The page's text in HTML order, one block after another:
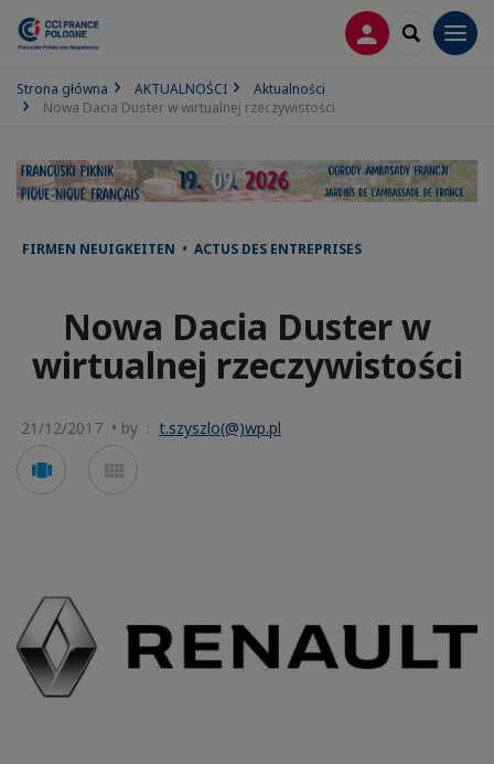
LOGOWANIE
SEARCH
Strona główna AKTUALNOŚCI
Aktualności
Nowa Dacia Duster w wirtualnej rzeczywistości
FIRMEN NEUIGKEITEN • ACTUS DES ENTREPRISES
Nowa Dacia Duster w
wirtualnej rzeczywistości
21/12/2017 • by : t.szyszlo(@)wp.pl
Voir
en
en